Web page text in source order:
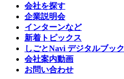
会社を探す
企業説明会
インターンなど
新着トピックス
しごとNavi デジタルブック
会社案内動画
お問い合わせ